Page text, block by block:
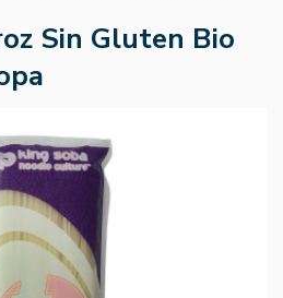
Sin Gluten Bio